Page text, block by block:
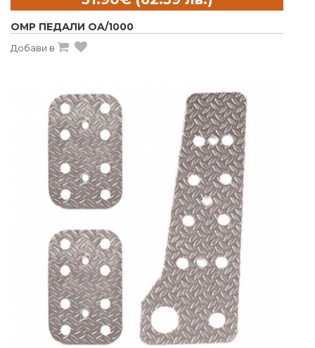
OMP ПЕДАЛИ OA/1000
Добави в